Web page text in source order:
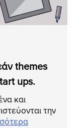
themes
ups.
και
την